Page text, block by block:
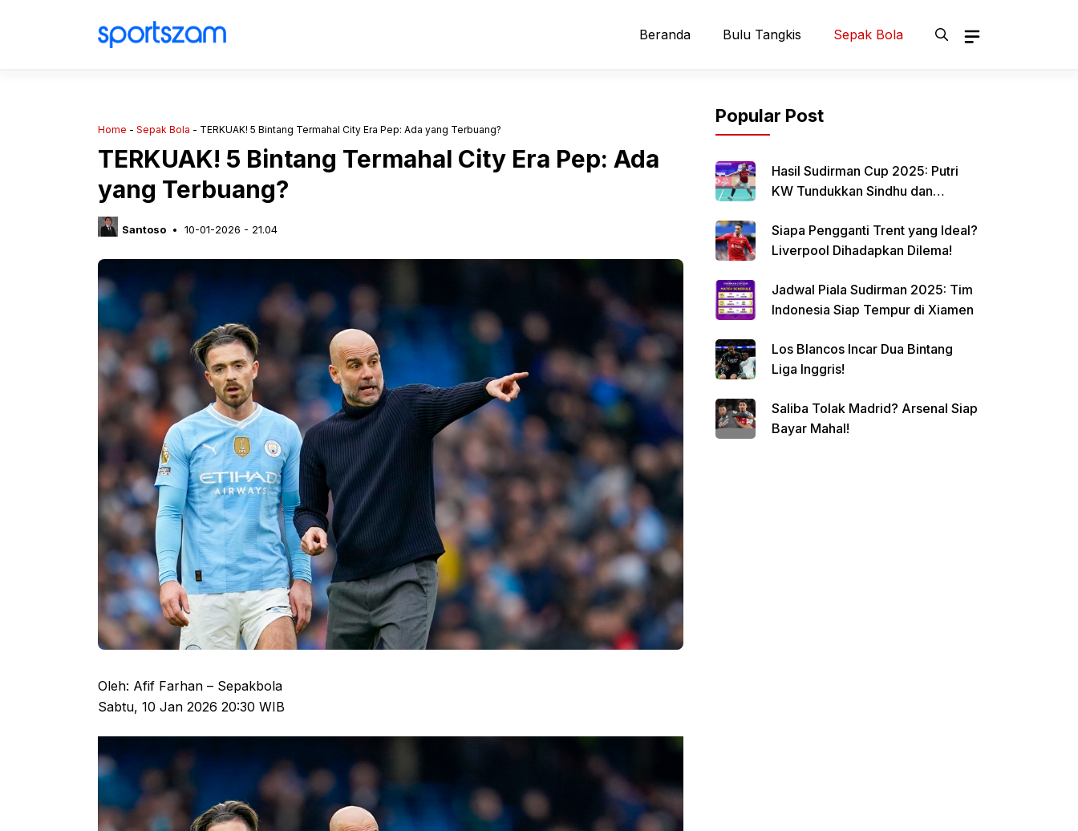
Beranda Bulu Tangkis Sepak Bola
Home - Sepak Bola - TERKUAK! 5 Bintang Termahal City Era Pep: Ada yang Terbuang?
TERKUAK! 5 Bintang Termahal City Era Pep: Ada
yang Terbuang?
Santoso 10-01-2026 - 21.04
Oleh: Afif Farhan – Sepakbola
Sabtu, 10 Jan 2026 20:30 WIB
Popular Post
Hasil Sudirman Cup 2025: Putri
KW Tundukkan Sindhu dan
Siapa Pengganti Trent yang Ideal?
Liverpool Dihadapkan Dilema!
Jadwal Piala Sudirman 2025: Tim
Indonesia Siap Tempur di Xiamen
Los Blancos Incar Dua Bintang
Liga Inggris!
Saliba Tolak Madrid? Arsenal Siap
Bayar Mahal!